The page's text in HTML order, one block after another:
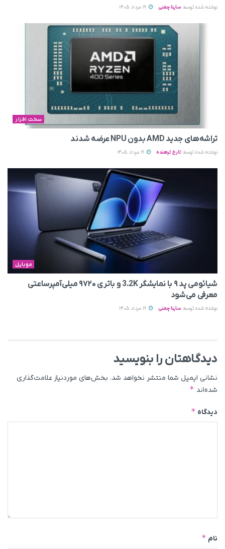
نوشته شده توسط ساینا چمنی
سخت افزار
تراشه‌های جدید AMD بدون NPU عرضه شدند
نوشته شده توسط تارخ ترهنده
موبایل
شیائومی پد ۹ با نمایشگر 3.2K و باتری ۹۷۲۰ میلی‌آمپرساعتی
معرفی می‌شود
نوشته شده توسط ساینا چمنی
دیدگاهتان را بنویسید
نشانی ایمیل شما منتشر نخواهد شد. بخش‌های موردنیاز علامت‌گذاری
شده‌اند *
دیدگاه *
نام *